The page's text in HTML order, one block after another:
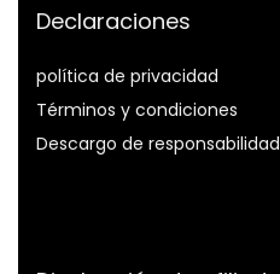
Declaraciones
política de privacidad
Términos y condiciones
Descargo de responsabilidad